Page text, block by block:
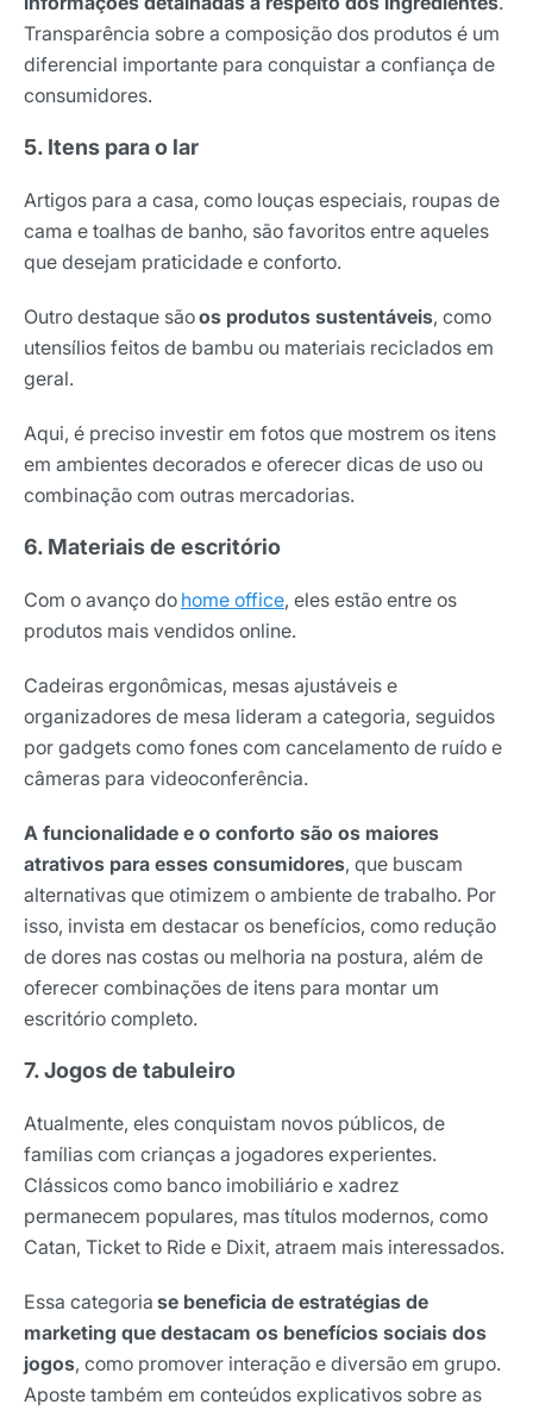
Transparência sobre a composição dos produtos é um
diferencial importante para conquistar a confiança de
consumidores.
5. Itens para o lar
Artigos para a casa, como louças especiais, roupas de
cama e toalhas de banho, são favoritos entre aqueles
que desejam praticidade e conforto.
Outro destaque sãoos produtos sustentáveis, como
utensílios feitos de bambu ou materiais reciclados em
geral.
Aqui, é preciso investir em fotos que mostrem os itens
em ambientes decorados e oferecer dicas de uso ou
combinação com outras mercadorias.
6. Materiais de escritório
Com o avanço do home office, eles estão entre os
produtos mais vendidos online.
Cadeiras ergonômicas, mesas ajustáveis e
organizadores de mesa lideram a categoria, seguidos
por gadgets como fones com cancelamento de ruído e
câmeras para videoconferência.
A funcionalidade e o conforto são os maiores
atrativos para esses consumidores, que buscam
alternativas que otimizem o ambiente de trabalho. Por
isso, invista em destacar os benefícios, como redução
de dores nas costas ou melhoria na postura, além de
oferecer combinações de itens para montar um
escritório completo.
7. Jogos de tabuleiro
Atualmente, eles conquistam novos públicos, de
famílias com crianças a jogadores experientes.
Clássicos como banco imobiliário e xadrez
permanecem populares, mas títulos modernos, como
Catan, Ticket to Ride e Dixit, atraem mais interessados.
Essa categoria se beneficia de estratégias de
marketing que destacam os benefícios sociais dos
jogos, como promover interação e diversão em grupo.
Aposte também em conteúdos explicativos sobre as